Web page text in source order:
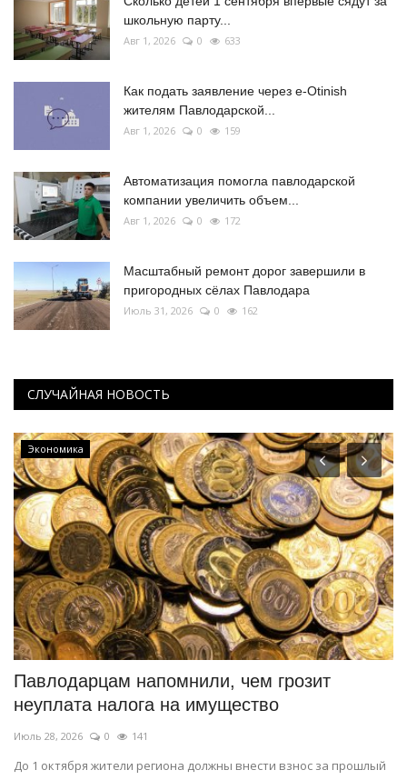
школьную парту...
Авг 1, 2026 0 633
Как подать заявление через e-Otinish
жителям Павлодарской...
Авг 1, 2026 0 159
Автоматизация помогла павлодарской
компании увеличить объем...
Авг 1, 2026 0 172
Масштабный ремонт дорог завершили в
пригородных сёлах Павлодара
Июль 31, 2026 0 162
СЛУЧАЙНАЯ НОВОСТЬ
Экономика
Павлодарцам напомнили, чем грозит
неуплата налога на имущество
Июль 28, 2026 0 141
До 1 октября жители региона должны внести взнос за прошлый